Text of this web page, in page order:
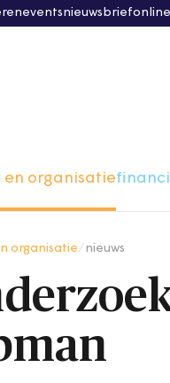
eventsnieuwsbrief
en organisatie
organisatie nieuws